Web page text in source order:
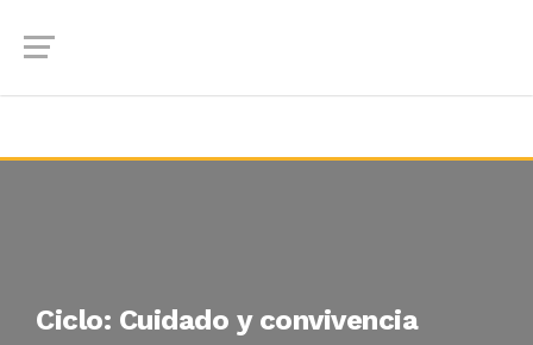
Ciclo: Cuidado y convivencia